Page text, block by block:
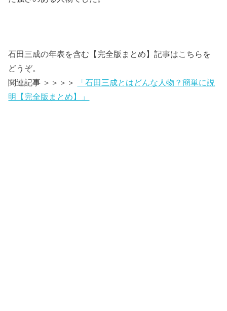
石田三成の年表を含む【完全版まとめ】記事はこちらを
どうぞ。
関連記事 ＞＞＞＞
「石田三成とはどんな人物？簡単に説
明【完全版まとめ】」